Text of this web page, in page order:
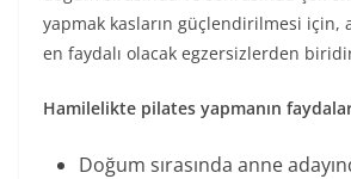
yapmak kasların güçlendirilmesi için,
en faydalı olacak egzersizlerden
Hamilelikte pilates yapmanın
Doğum sırasında anne